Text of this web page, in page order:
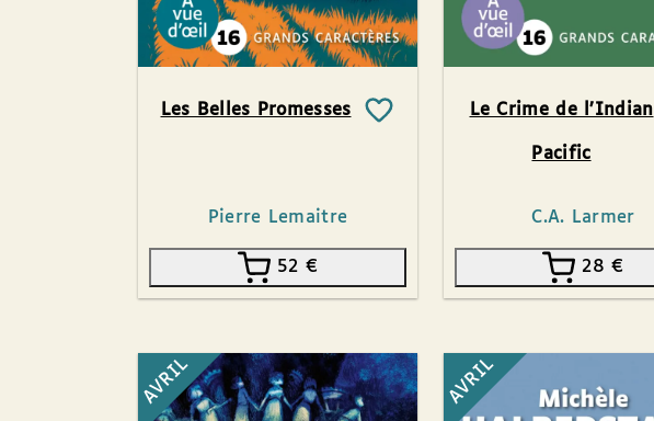
Les Belles Promesses
Pierre Lemaitre
52 €
Le Crime de l’Indian
Pacific
C.A. Larmer
28€
AVRIL AVRIL